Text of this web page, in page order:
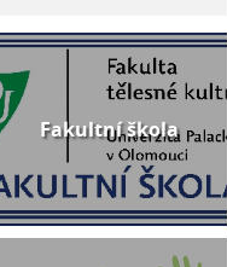
Fakultní škola